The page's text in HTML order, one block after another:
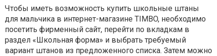
Чтобы иметь возможность купить школьные штаны
для мальчика в интернет-магазине TIMBO, необходимо
посетить фирменный сайт, перейти по вкладкам в
раздел «Школьная форма» и выбрать требуемый
вариант штанов из предложенного списка. Затем можно